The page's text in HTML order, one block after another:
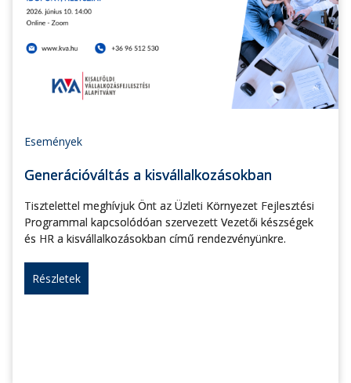
Események
Generációváltás a kisvállalkozásokban
Tisztelettel meghívjuk Önt az Üzleti Környezet Fejlesztési
Programmal kapcsolódóan szervezett Vezetői készségek
és HR a kisvállalkozásokban című rendezvényünkre.
Részletek